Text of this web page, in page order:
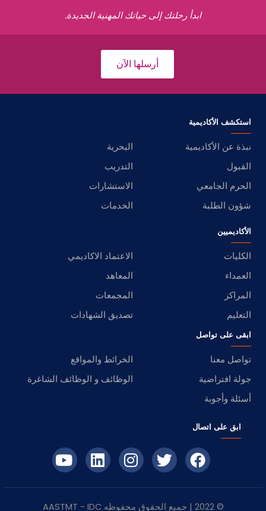
ابدأ رحلتك إلى حياتك المهنية الجديدة.
أرسلها الآن
استكشف الأكاديمية
نبذة عن الأكاديمية
البحرية
القبول
التدريب
الحرم الجامعي
الاستشارات
شؤون الطلبة
الخدمات
الأكاديميين
الكليات
الاعتماد الاكاديمي
العمداء
المعاهد
المراكز
المجمعات
التعليم
تصديق الشهادات
ابقى على تواصل
تواصل معنا
الخرائط والمواقع
جولة افتراضية
الوظائف و الوظائف الشاغرة
أسئلة وأجوبة
ابق على اتصال
© 2022 | جميع الحقوق محفوظه IDC
- AASTMT